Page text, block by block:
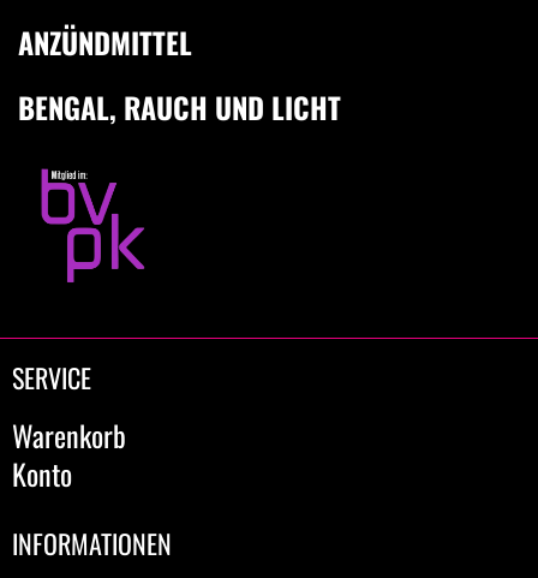
ANZÜNDMITTEL
BENGAL, RAUCH UND LICHT
SERVICE
Warenkorb
Konto
INFORMATIONEN